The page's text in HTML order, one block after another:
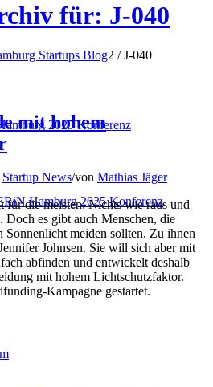
2025 Konferenz
Hamburg 2025 Konferenz
für: J-040
Startups Blog2 / J-040
mit hohem
Startup News/von Mathias Jäger
für die meisten: Nichts wie raus und
Doch es gibt auch Menschen, die
meiden sollten. Zu ihnen
Johnsen. Sie will sich aber mit
abfinden und entwickelt deshalb
mit hohem Lichtschutzfaktor.
Kampagne gestartet.